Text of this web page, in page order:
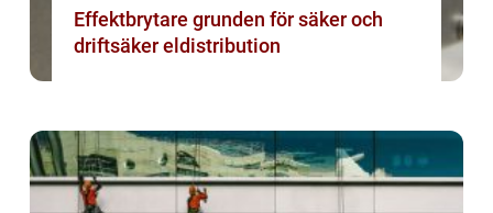
Effektbrytare grunden för säker och
driftsäker eldistribution